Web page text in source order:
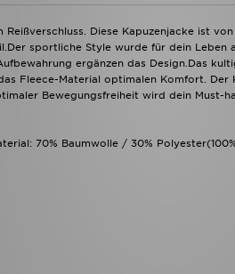
Diese Kapuzenjacke ist
sportliche Style wurde für dein Leben
ergänzen das Design.Das
Fleece-Material optimalen Komfort. Der
Bewegungsfreiheit wird dein Must-
70% Baumwolle / 30%